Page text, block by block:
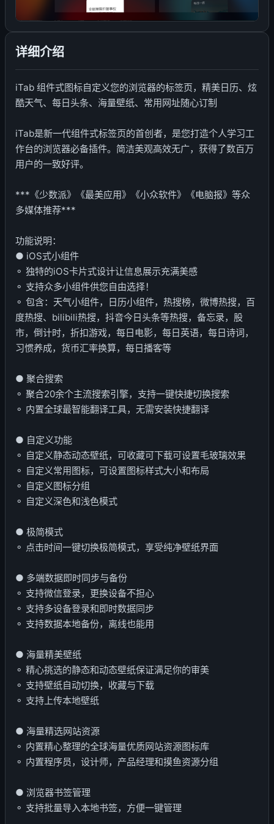
详细介绍
iTab 组件式图标自定义您的浏览器的标签页，精美日历、炫
酷天气、每日头条、海量壁纸、常用网址随心订制
iTab是新一代组件式标签页的首创者，是您打造个人学习工
作台的浏览器必备插件。简洁美观高效无广，获得了数百万
用户的一致好评。
***《少数派》《最美应用》《小众软件》《电脑报》等众
多媒体推荐***
功能说明：
● iOS式小组件
⚬ 独特的iOS卡片式设计让信息展示充满美感
⚬ 支持众多小组件供您自由选择！
⚬ 包含：天气小组件，日历小组件，热搜榜，微博热搜，百
度热搜、bilibili热搜，抖音今日头条等热搜，备忘录，股
市，倒计时，折扣游戏，每日电影，每日英语，每日诗词，
习惯养成，货币汇率换算，每日播客等
● 聚合搜索
⚬ 聚合20余个主流搜索引擎，支持一键快捷切换搜索
⚬ 内置全球最智能翻译工具，无需安装快捷翻译
● 自定义功能
⚬ 自定义静态动态壁纸，可收藏可下载可设置毛玻璃效果
⚬ 自定义常用图标，可设置图标样式大小和布局
⚬ 自定义图标分组
⚬ 自定义深色和浅色模式
● 极简模式
⚬ 点击时间一键切换极简模式，享受纯净壁纸界面
● 多端数据即时同步与备份
⚬ 支持微信登录，更换设备不担心
⚬ 支持多设备登录和即时数据同步
⚬ 支持数据本地备份，离线也能用
● 海量精美壁纸
⚬ 精心挑选的静态和动态壁纸保证满足你的审美
⚬ 支持壁纸自动切换，收藏与下载
⚬ 支持上传本地壁纸
● 海量精选网站资源
⚬ 内置精心整理的全球海量优质网站资源图标库
⚬ 内置程序员，设计师，产品经理和摸鱼资源分组
● 浏览器书签管理
⚬ 支持批量导入本地书签，方便一键管理